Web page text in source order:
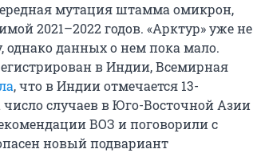
мутация штамма омикрон,
2021–2022 годов. «Арктур» уже не
однако данных о нем пока мало.
в Индии, Всемирная
, что в Индии отмечается 13-
число случаев в Юго-Восточной Азии
ВОЗ и поговорили с
новый подвариант